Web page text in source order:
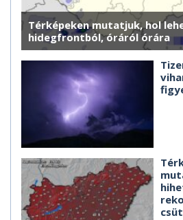
Térképeken mutatjuk, hol
hidegfrontból, óráról órára